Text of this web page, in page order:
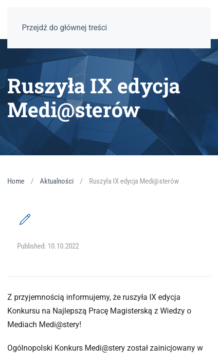
Przejdź do głównej treści
Ruszyła IX edycja
Medi@sterów
Home Aktualności Ruszyła IX edycja Medi@sterów
Published: 10.10.2022
Z przyjemnością informujemy, że ruszyła IX edycja
Konkursu na Najlepszą Pracę Magisterską z Wiedzy o
Mediach Medi@stery!
Ogólnopolski Konkurs Medi@stery został zainicjowany w